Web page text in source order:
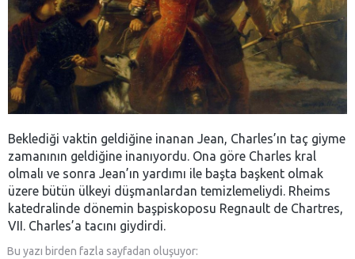
Beklediği vaktin geldiğine inanan Jean, Charles’ın taç giyme
zamanının geldiğine inanıyordu. Ona göre Charles kral
olmalı ve sonra Jean’ın yardımı ile başta başkent olmak
üzere bütün ülkeyi düşmanlardan temizlemeliydi. Rheims
katedralinde dönemin başpiskoposu Regnault de Chartres,
VII. Charles’a tacını giydirdi.
Bu yazı birden fazla sayfadan oluşuyor: